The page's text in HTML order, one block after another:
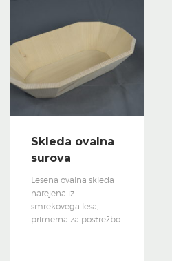
Skleda ovalna
surova
Lesena ovalna skleda
narejena iz
smrekovega lesa,
primerna za postrežbo.